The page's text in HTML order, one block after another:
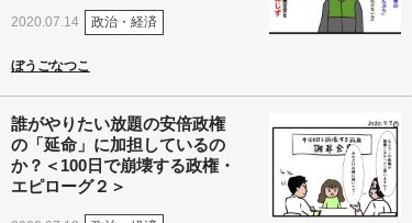
2020.07.14 政治・経済
ぼうごなつこ
誰がやりたい放題の安倍政権
の「延命」に加担しているの
か？＜100日で崩壊する政権・
エピローグ２＞